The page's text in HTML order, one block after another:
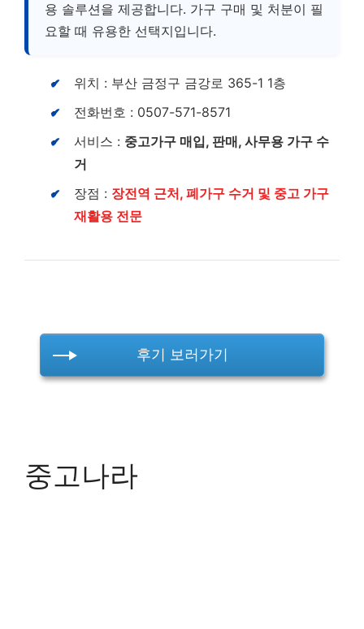
용 솔루션을 제공합니다. 가구 구매 및 처분이 필
요할 때 유용한 선택지입니다.
위치 : 부산 금정구 금강로 365-1 1층
전화번호 : 0507-571-8571
서비스 : 중고가구 매입, 판매, 사무용 가구 수
거
장점 : 장전역 근처, 폐가구 수거 및 중고 가구
재활용 전문
후기 보러가기
중고나라